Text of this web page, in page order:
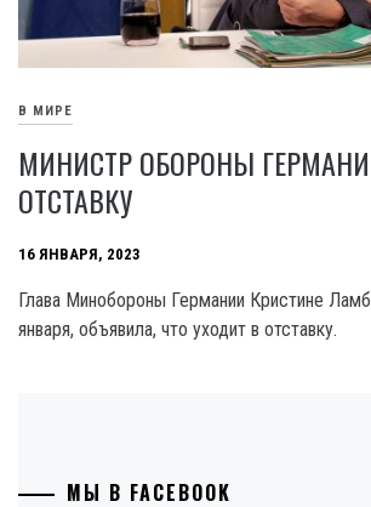
В МИРЕ
МИНИСТР ОБОРОНЫ
ОТСТАВКУ
16 ЯНВАРЯ, 2023
Глава Минобороны Германии Кристине
января, объявила, что уходит в отставку.
МЫ В FACEBOOK